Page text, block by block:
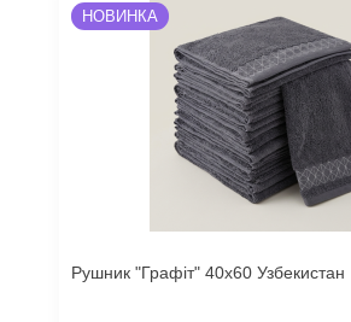
НОВИНКА
Рушник "Графіт" 40х60 Узбекистан